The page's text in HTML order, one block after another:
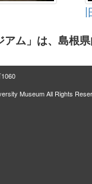
アム」は、島根
Museum All Rights